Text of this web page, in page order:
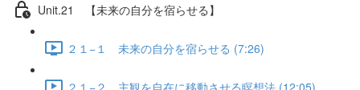
Unit.21 【未来の自分を宿らせる】
２１−１ 未来の自分を宿らせる (7:26)
２１−２ 主観を自在に移動させる瞑想法 (12:05)